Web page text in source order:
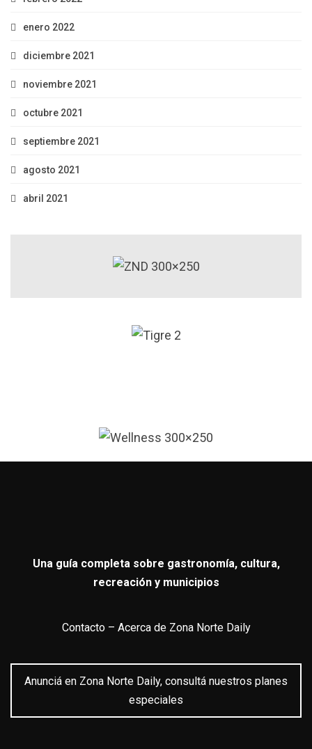
enero 2022
diciembre 2021
noviembre 2021
octubre 2021
septiembre 2021
agosto 2021
abril 2021
Una guía completa sobre gastronomía, cultura,
recreación y municipios
Contacto– Acerca de Zona Norte Daily
Anunciá en Zona Norte Daily, consultá nuestros planes
especiales